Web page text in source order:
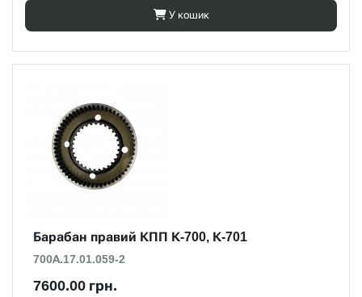
У кошик
Барабан правий КПП К-700, К-701
700А.17.01.059-2
7600.00 грн.